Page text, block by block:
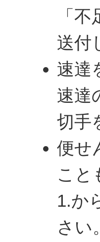
「
送付
速達
速達
切手
便せ
こと
1.か
さい。